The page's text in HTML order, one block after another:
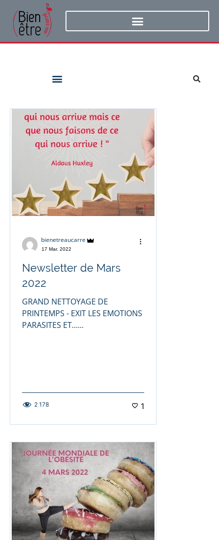
bienetreaucarre
17 Mar. 2022
Newsletter de Mars
2022
GRAND NETTOYAGE DE
PRINTEMPS - EXIT LES EMOTIONS
PARASITES ET......
2 178 1